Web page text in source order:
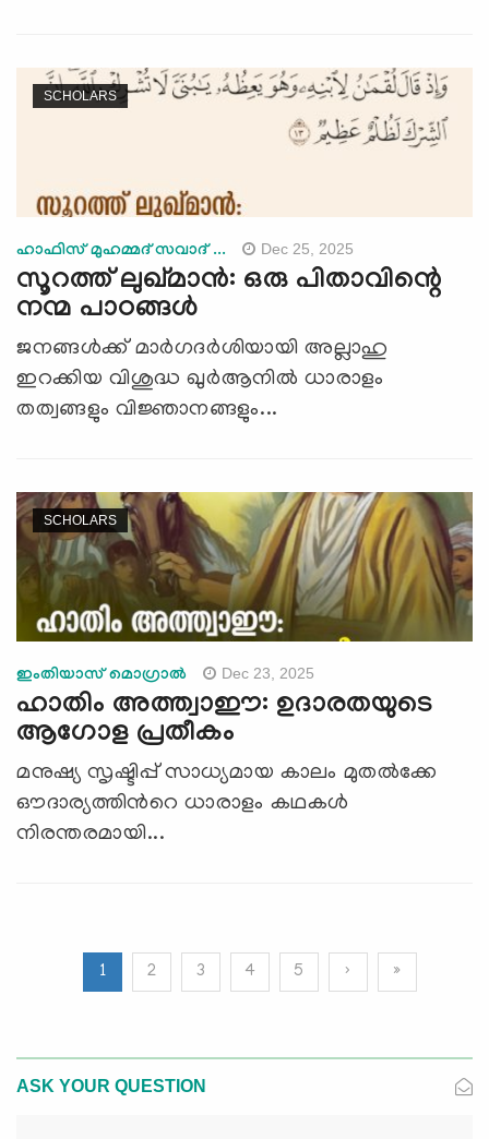
SCHOLARS
ഹാഫിസ് മുഹമ്മദ് സവാദ് ... Dec 25, 2025
സൂറത്ത് ലുഖ്മാൻ: ഒരു പിതാവിന്റെ
നന്മ പാഠങ്ങൾ
ജനങ്ങൾക്ക് മാർഗദർശിയായി അല്ലാഹു
ഇറക്കിയ വിശുദ്ധ ഖുർആനിൽ ധാരാളം
തത്വങ്ങളും വിജ്ഞാനങ്ങളും...
SCHOLARS
ഇംതിയാസ് മൊഗ്രാൽ Dec 23, 2025
ഹാതിം അത്ത്വാഈ: ഉദാരതയുടെ
ആഗോള പ്രതീകം
മനുഷ്യ സൃഷ്ടിപ്പ് സാധ്യമായ കാലം മുതൽക്കേ
ഔദാര്യത്തിന്‍റെ ധാരാളം കഥകൾ
നിരന്തരമായി...
1 2 3 4 5 › »
ASK YOUR QUESTION